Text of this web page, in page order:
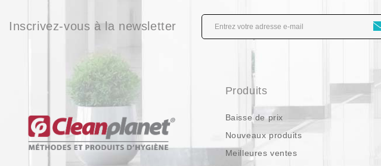
Inscrivez-vous à la newsletter
Produits
Baisse de prix
Nouveaux produits
Meilleures ventes